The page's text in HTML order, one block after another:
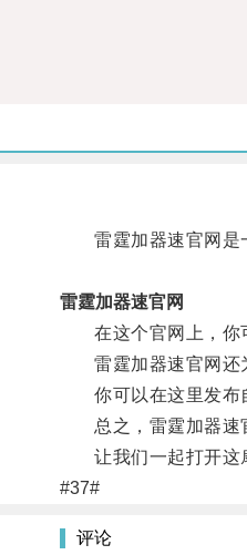
雷霆加器速官网是一
雷霆加器速官网
在这个官网上，你可
雷霆加器速官网还为
你可以在这里发布自
总之，雷霆加器速官
让我们一起打开这扇
#37#
评论